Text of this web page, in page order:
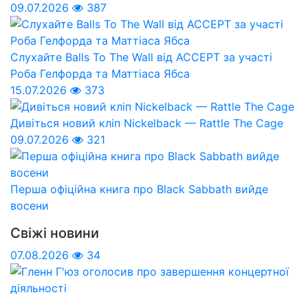
09.07.2026
387
Слухайте Balls To The Wall від ACCEPT за участі
Роба Гелфорда та Маттіаса Ябса
15.07.2026
373
Дивіться новий кліп Nickelback — Rattle The Cage
09.07.2026
321
Перша офіційна книга про Black Sabbath вийде
восени
Свіжі новини
07.08.2026 34